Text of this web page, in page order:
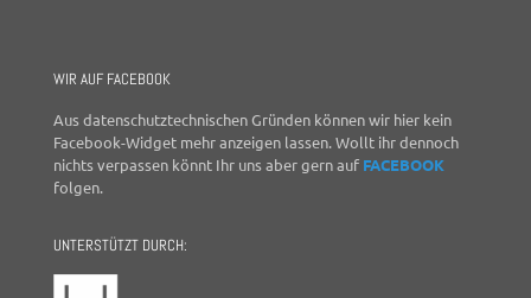
WIR AUF FACEBOOK
Aus datenschutztechnischen Gründen können wir hier kein
Facebook-Widget mehr anzeigen lassen. Wollt ihr dennoch
nichts verpassen könnt Ihr uns aber gern auf FACEBOOK
folgen.
UNTERSTÜTZT DURCH: